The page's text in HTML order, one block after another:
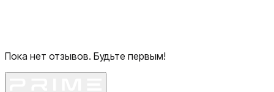
Пока нет отзывов. Будьте первым!